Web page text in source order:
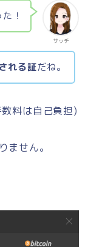
サッチ
！
れる証だね。
料は自己負担)
ません。